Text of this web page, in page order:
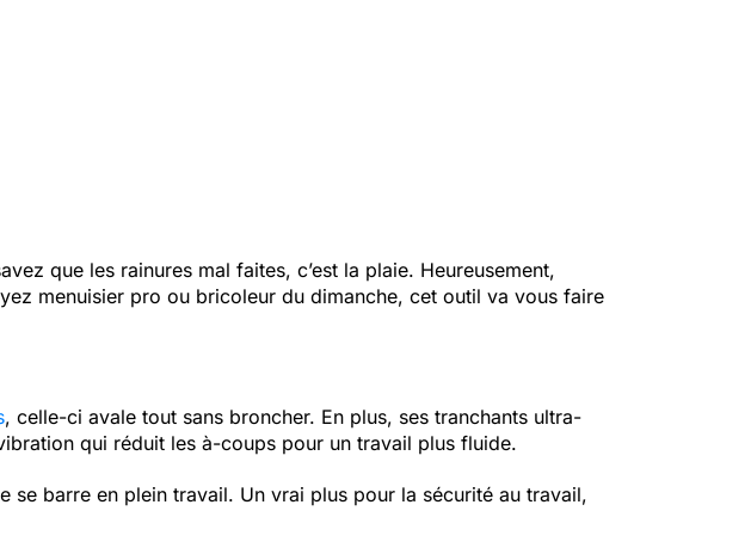
que les rainures mal faites, c’est la plaie. Heureusement,
menuisier pro ou bricoleur du dimanche, cet outil va vous faire
, celle-ci avale tout sans broncher. En plus, ses tranchants ultra-
qui réduit les à-coups pour un travail plus fluide.
se barre en plein travail. Un vrai plus pour la sécurité au travail,